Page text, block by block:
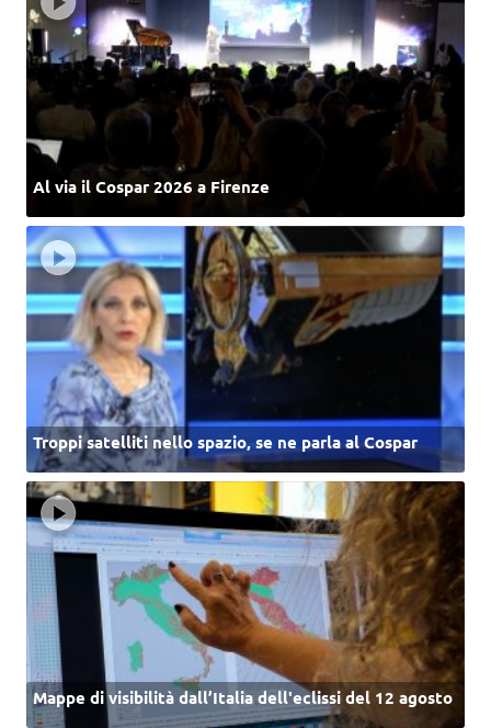
Al via il Cospar 2026 a Firenze
Troppi satelliti nello spazio, se ne parla al Cospar
Mappe di visibilità dall’Italia dell'eclissi del 12 agosto